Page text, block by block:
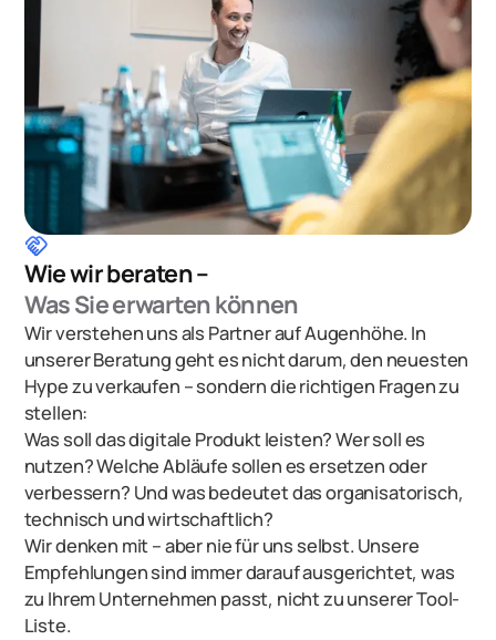
handshake
Wie wir beraten –
Was Sie erwarten können
Wir verstehen uns als Partner auf Augenhöhe. In
unserer Beratung geht es nicht darum, den neuesten
Hype zu verkaufen – sondern die richtigen Fragen zu
stellen:
Was soll das digitale Produkt leisten? Wer soll es
nutzen? Welche Abläufe sollen es ersetzen oder
verbessern? Und was bedeutet das organisatorisch,
technisch und wirtschaftlich?
Wir denken mit – aber nie für uns selbst. Unsere
Empfehlungen sind immer darauf ausgerichtet, was
zu Ihrem Unternehmen passt, nicht zu unserer Tool-
Liste.